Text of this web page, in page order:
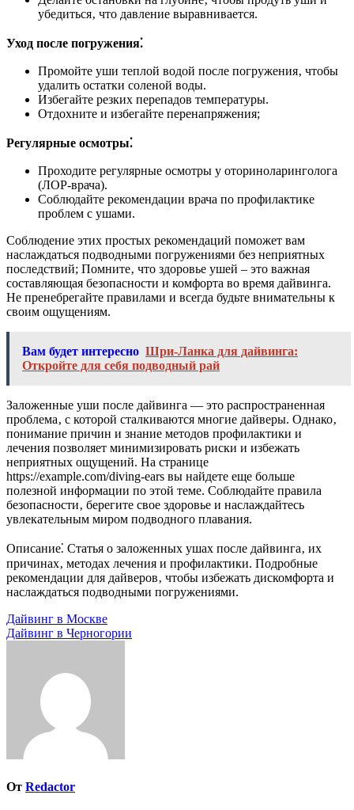
убедиться‚ что давление выравнивается.
Уход после погружения⁚
Промойте уши теплой водой после погружения‚ чтобы
удалить остатки соленой воды.
Избегайте резких перепадов температуры.
Отдохните и избегайте перенапряжения;
Регулярные осмотры⁚
Проходите регулярные осмотры у оториноларинголога
(ЛОР-врача).
Соблюдайте рекомендации врача по профилактике
проблем с ушами.
Соблюдение этих простых рекомендаций поможет вам
наслаждаться подводными погружениями без неприятных
последствий; Помните‚ что здоровье ушей – это важная
составляющая безопасности и комфорта во время дайвинга.
Не пренебрегайте правилами и всегда будьте внимательны к
своим ощущениям.
Вам будет интересно Шри-Ланка для дайвинга:
Откройте для себя подводный рай
Заложенные уши после дайвинга — это распространенная
проблема‚ с которой сталкиваются многие дайверы. Однако‚
понимание причин и знание методов профилактики и
лечения позволяет минимизировать риски и избежать
неприятных ощущений. На странице
https://example.com/diving-ears вы найдете еще больше
полезной информации по этой теме. Соблюдайте правила
безопасности‚ берегите свое здоровье и наслаждайтесь
увлекательным миром подводного плавания.
Описание⁚ Статья о заложенных ушах после дайвинга‚ их
причинах‚ методах лечения и профилактики. Подробные
рекомендации для дайверов‚ чтобы избежать дискомфорта и
наслаждаться подводными погружениями.
Навигация
по
Дайвинг в Москве
Дайвинг в Черногории
От Redactor